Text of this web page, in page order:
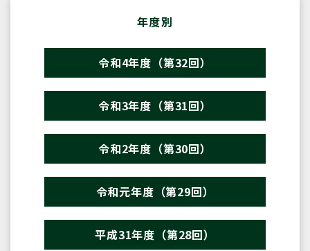
年度別
令和4年度（第32回）
令和3年度（第31回）
令和2年度（第30回）
令和元年度（第29回）
平成31年度（第28回）